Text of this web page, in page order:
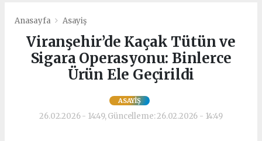
Anasayfa Asayiş
Viranşehir’de Kaçak Tütün ve
Sigara Operasyonu: Binlerce
Ürün Ele Geçirildi
ASAYIŞ
26.02.2026 - 14:49, Güncelleme: 26.02.2026 - 14:49